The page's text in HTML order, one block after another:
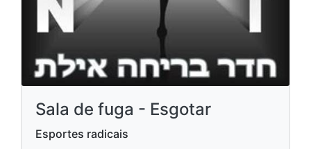
Sala de fuga - Esgotar
Esportes radicais